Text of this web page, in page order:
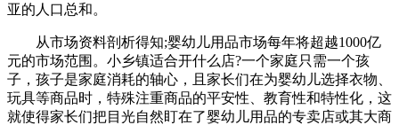
亚的人口总和。
从市场资料剖析得知;婴幼儿用品市场每年将超越1000亿
元的市场范围。小乡镇适合开什么店?一个家庭只需一个孩
子，孩子是家庭消耗的轴心，且家长们在为婴幼儿选择衣物、
玩具等商品时，特殊注重商品的平安性、教育性和特性化，这
就使得家长们把目光自然盯在了婴幼儿用品的专卖店或其大商